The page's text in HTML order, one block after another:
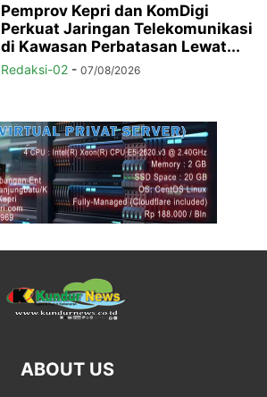
Pemprov Kepri dan KomDigi
Perkuat Jaringan Telekomunikasi
di Kawasan Perbatasan Lewat...
Redaksi-02 - 07/08/2026
ABOUT US